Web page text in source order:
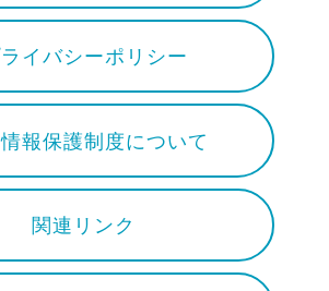
イバシーポリシー
報保護制度について
関連リンク